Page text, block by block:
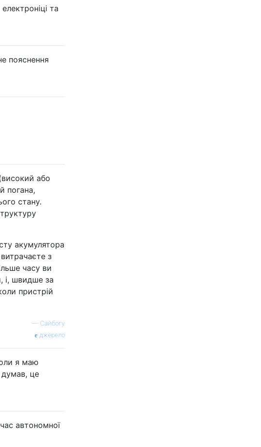
та
пояснення
або
погана,
стану.
акумулятора
з
часу ви
і, швидше за
пристрій
— Сайбогу
джерело
я маю
це
автономної